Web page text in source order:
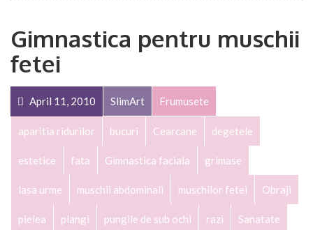
Gimnastica pentru muschii
fetei
April 11, 2010 SlimArt Frumusete
aparitia ridurilor bucuri Cearcane degetele
estetice fata Gimnastica faciala grimase
lasa urme muschii abdominali muschilor fetei Obraji
pielea plangi pungile de sub ochi razi Sanatate